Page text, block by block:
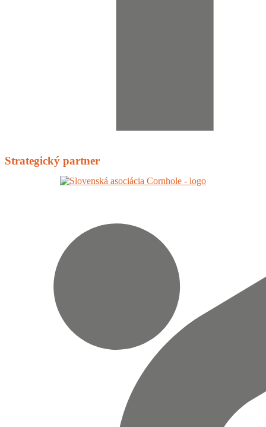
Strategický partner